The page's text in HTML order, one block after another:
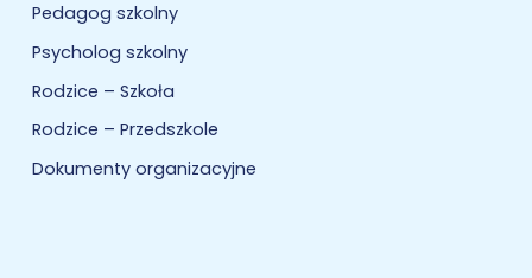
Pedagog szkolny
Psycholog szkolny
Rodzice – Szkoła
Rodzice – Przedszkole
Dokumenty organizacyjne